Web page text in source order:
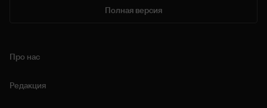
Полная версия
Про нас
Редакция